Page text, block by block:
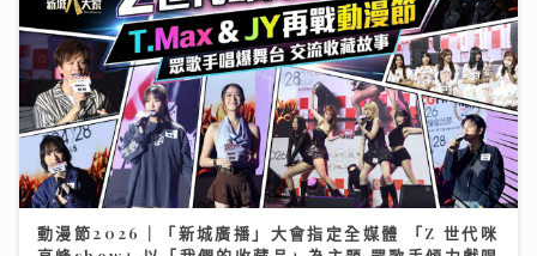
動漫節2026｜「新城廣播」大會指定全媒體 「Z 世代咪